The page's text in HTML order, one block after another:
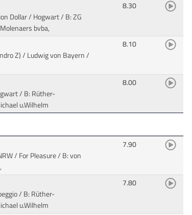
Dollar / Hogwart/ B: ZG
bvba,
8.30
Z) / Ludwig von Bayern/
8.10
/ B: Rüther-
u.Wilhelm
8.00
/ For Pleasure/ B: von
7.90
/ B: Rüther-
u.Wilhelm
7.80